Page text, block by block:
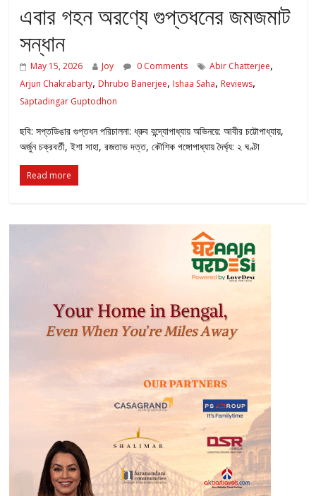
এবার গহন অরণ্যে গুপ্তধনের জমজমাট
সন্ধান
May 15, 2026 Joy 0 Comments Abir Chatterjee,
Arjun Chakrabarty, Dhrubo Banerjee, Ishaa Saha, Reviews,
Saptadingar Guptodhon
ছবি: সপ্তডিঙার গুপ্তধন পরিচালনা: ধ্রুব বন্দ্যোপাধ্যায় অভিনয়ে: আবীর চট্টোপাধ্যায়,
অর্জুন চক্রবর্তী, ইশা সাহা, রজতাভ দত্ত, কৌশিক গঙ্গোপাধ্যায় দৈর্ঘ্য: ২ ঘণ্টা
Read more